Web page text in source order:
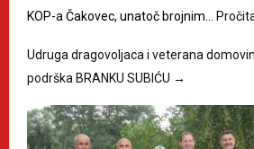
KOP-a Čakovec, unatoč brojnim…
Udruga dragovoljaca i veterana
podrška BRANKU SUBIĆU →